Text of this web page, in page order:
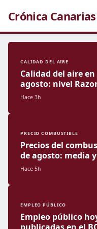
Crónica Canarias
CALIDAD DEL AIRE
Calidad del aire
agosto: nivel
Hace 3h
PRECIO COMBUSTIBLE
Precios del
de agosto: media
Hace 5h
EMPLEO PÚBLICO
Empleo público